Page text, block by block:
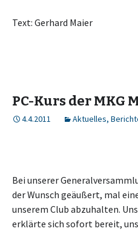
Text: Gerhard Maier
PC-Kurs der MKG
4.4.2011 Aktuelles,
Bei unserer
der Wunsch geäußert, mal
unserem Club abzuhalten.
erklärte sich sofort bereit,